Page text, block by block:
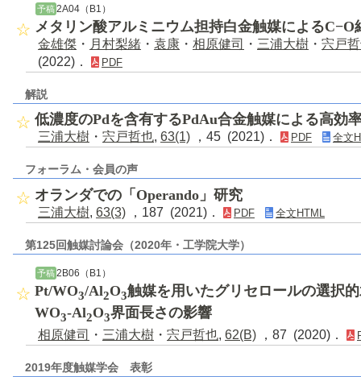
予稿 2A04（B1）
メタリン酸アルミニウム担持白金触媒による
金雄傑 ・ 月村梨緒 ・ 袁康 ・ 相原健司 ・ 三浦大樹 ・ 宍戸
(2022)．
PDF
解説
低濃度のPdを含有するPdAu合金触媒による高効
三浦大樹 ・ 宍戸哲也, 63(1) ，45 (2021)． PDF 全文
フォーラム・会員の声
オランダでの「Operando」研究
三浦大樹, 63(3) ，187 (2021)． PDF 全文HTML
第125回触媒討論会（2020年・工学院大学）
予稿 2B06（B1）
Pt/WO3/Al2O3触媒を用いたグリセロールの選択
WO3-Al2O3界面長さの影響
相原健司 ・ 三浦大樹 ・ 宍戸哲也, 62(B) ，87 (2020)．
2019年度触媒学会 表彰